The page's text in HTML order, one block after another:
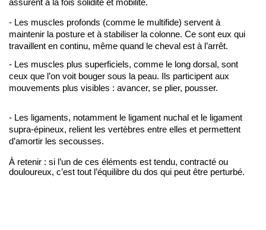
assurent à la fois solidité et mobilité.
- Les muscles profonds (comme le multifide) servent à
maintenir la posture et à stabiliser la colonne. Ce sont eux qui
travaillent en continu, même quand le cheval est à l’arrêt.
- Les muscles plus superficiels, comme le long dorsal, sont
ceux que l’on voit bouger sous la peau. Ils participent aux
mouvements plus visibles : avancer, se plier, pousser.
- Les ligaments, notamment le ligament nuchal et le ligament
supra-épineux, relient les vertèbres entre elles et permettent
d’amortir les secousses.
À retenir : si l’un de ces éléments est tendu, contracté ou
douloureux, c’est tout l’équilibre du dos qui peut être perturbé.